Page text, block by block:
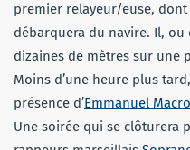
premier relayeur/euse, dont
débarquera du navire. Il,
dizaines de mètres sur une
Moins d’une heure plus
présence d’Emmanuel
Une soirée qui se clôturera